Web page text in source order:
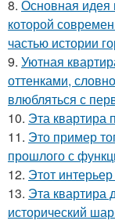
8. Основная идея
которой
частью истории
9. Уютная
оттенками,
влюбляться с
10. Эта квартира
11. Это пример
прошлого с
12. Этот
13. Эта квартира
исторический